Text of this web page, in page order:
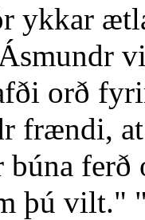
ykkar
orð
frændi,
þú vilt."